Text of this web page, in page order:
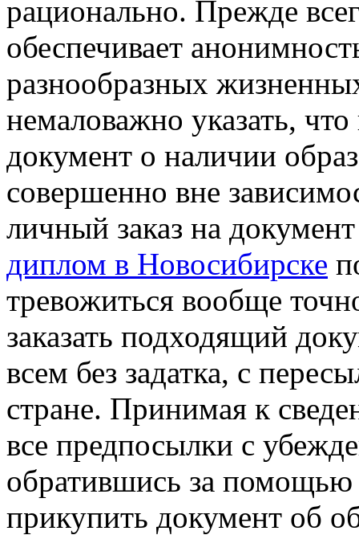
рационально. Прежде
обеспечивает
разнообразных
немаловажно указать,
документ о наличии
совершенно вне
личный заказ на
диплом в Новосибирске
тревожиться вообще
заказать подходящий
всем без задатка, с
стране. Принимая к
все предпосылки с
обратившись за
прикупить документ об